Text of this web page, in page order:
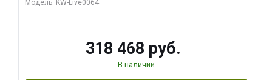
Модель: KW-Live0064
318 468 руб.
В наличии